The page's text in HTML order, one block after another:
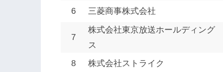
6 三菱商事株式会社
7
株式会社東京放送ホールディング
ス
8
株式会社ストライク